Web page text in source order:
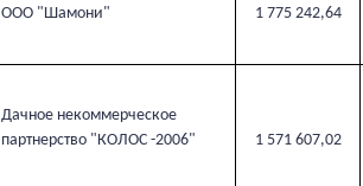
ООО "Шамони" 1 775 242,64
Дачное некоммерческое
партнерство "КОЛОС -2006"
1 571 607,02